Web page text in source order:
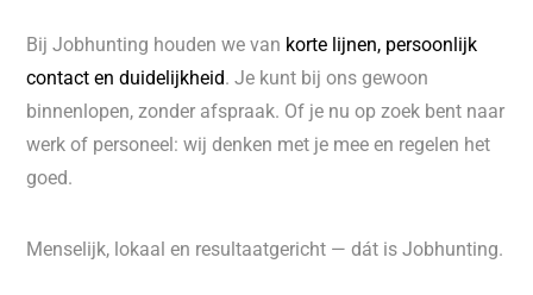
Bij Jobhunting houden we van korte lijnen, persoonlijk
contact en duidelijkheid. Je kunt bij ons gewoon
binnenlopen, zonder afspraak. Of je nu op zoek bent naar
werk of personeel: wij denken met je mee en regelen het
goed.
Menselijk, lokaal en resultaatgericht — dát is Jobhunting.